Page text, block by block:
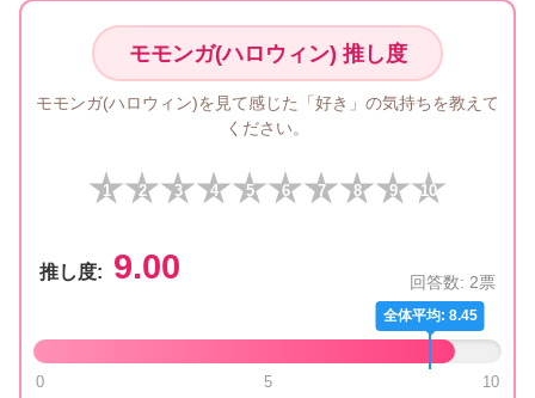
モモンガ(ハロウィン) 推し度
モモンガ(ハロウィン)を見て感じた「好き」の気持ちを教えて
ください。
10
9
8
7
6
5
4
3
2
1
推し度: 9.00 回答数: 2票
全体平均: 8.45
0 5 10